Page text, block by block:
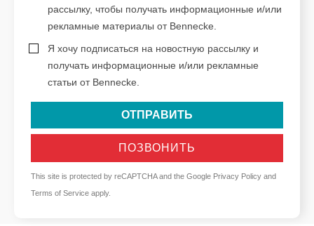
рассылку, чтобы получать информационные и/или
рекламные материалы от Bennecke.
Я хочу подписаться на новостную рассылку и
получать информационные и/или рекламные
статьи от Bennecke.
ОТПРАВИТЬ
ПОЗВОНИТЬ
This site is protected by reCAPTCHA and the Google Privacy Policy and
Terms of Service apply.